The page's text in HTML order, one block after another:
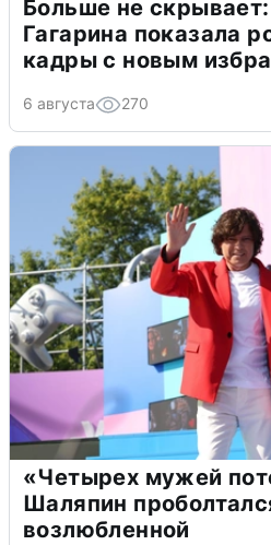
Больше не
Гагарина показала
кадры с новым
6 августа 270
«Четырех мужей
Шаляпин
возлюбленной